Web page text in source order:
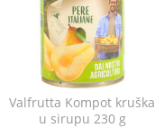
Valfrutta Kompot kruška
u sirupu 230 g